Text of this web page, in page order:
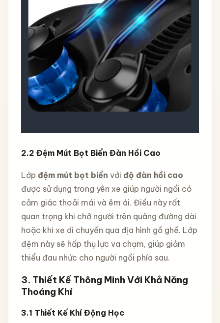
2.2 Đệm Mút Bọt Biển Đàn Hồi Cao
Lớp đệm mút bọt biển với độ đàn hồi cao
được sử dụng trong yên xe giúp người ngồi có
cảm giác thoải mái và êm ái. Điều này rất
quan trọng khi chở người trên quãng đường dài
hoặc khi xe di chuyển qua địa hình gồ ghề. Lớp
đệm này sẽ hấp thụ lực va chạm, giúp giảm
thiểu đau nhức cho người ngồi phía sau.
3. Thiết Kế Thông Minh Với Khả Năng
Thoáng Khí
3.1 Thiết Kế Khí Động Học